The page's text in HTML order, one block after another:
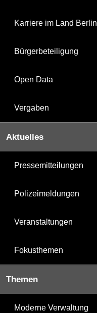
Karriere im Land Berlin
Bürgerbeteiligung
Open Data
Vergaben
Aktuelles
Pressemitteilungen
Polizeimeldungen
Veranstaltungen
Fokusthemen
Themen
Moderne Verwaltung